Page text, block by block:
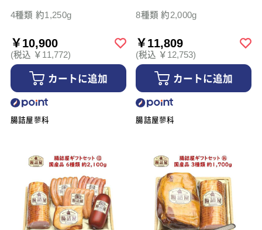
4種類 約1,250g
￥10,900
(税込 ￥11,772)
カートに追加
腸詰屋蓼科
8種類 約2,000g
￥11,809
(税込 ￥12,753)
カートに追加
腸詰屋蓼科